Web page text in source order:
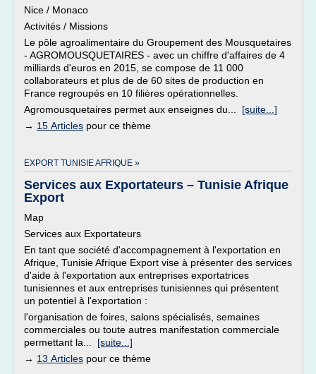
Nice / Monaco
Activités / Missions
Le pôle agroalimentaire du Groupement des Mousquetaires
- AGROMOUSQUETAIRES - avec un chiffre d'affaires de 4
milliards d'euros en 2015, se compose de 11 000
collaborateurs et plus de de 60 sites de production en
France regroupés en 10 filières opérationnelles.
Agromousquetaires permet aux enseignes du... [suite...]
→ 15 Articles pour ce thème
EXPORT TUNISIE AFRIQUE »
Services aux Exportateurs – Tunisie Afrique
Export
Map
Services aux Exportateurs
En tant que société d'accompagnement à l'exportation en
Afrique, Tunisie Afrique Export vise à présenter des services
d'aide à l'exportation aux entreprises exportatrices
tunisiennes et aux entreprises tunisiennes qui présentent
un potentiel à l'exportation :
l'organisation de foires, salons spécialisés, semaines
commerciales ou toute autres manifestation commerciale
permettant la... [suite...]
→ 13 Articles pour ce thème